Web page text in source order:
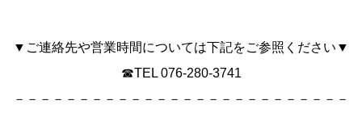
▼ご連絡先や営業時間については下記をご参照ください▼
☎TEL 076-280-3741
－－－－－－－－－－－－－－－－－－－－－－－－－－